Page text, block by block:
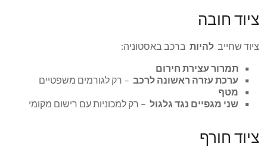
ציוד חובה
ציוד שחייבלהיות ברכב באסטוניה:
תמרור עצירת חירום
ערכת עזרה ראשונה לרכב – רק לגורמים משפטיים
מטף
שני מגפיים נגד גלגול – רק למכוניות עם רישום מקומי
ציוד חורף